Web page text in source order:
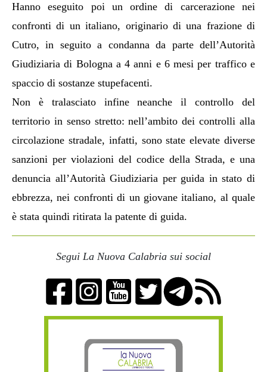
Hanno eseguito poi un ordine di carcerazione nei
confronti di un italiano, originario di una frazione di
Cutro, in seguito a condanna da parte dell’Autorità
Giudiziaria di Bologna a 4 anni e 6 mesi per traffico e
spaccio di sostanze stupefacenti.
Non è tralasciato infine neanche il controllo del
territorio in senso stretto: nell’ambito dei controlli alla
circolazione stradale, infatti, sono state elevate diverse
sanzioni per violazioni del codice della Strada, e una
denuncia all’Autorità Giudiziaria per guida in stato di
ebbrezza, nei confronti di un giovane italiano, al quale
è stata quindi ritirata la patente di guida.
Segui La Nuova Calabria sui social